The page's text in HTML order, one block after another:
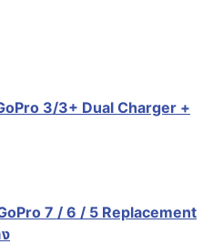
3/3+ Dual Charger +
7 / 6 / 5 Replacement